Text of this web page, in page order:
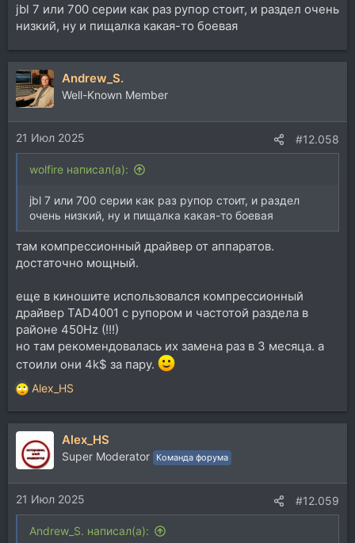
jbl 7 или 700 серии как раз рупор стоит, и раздел очень
низкий, ну и пищалка какая-то боевая
Andrew_S.
Well-Known Member
21 Июл 2025 #12.058
wolfire написал(а):
jbl 7 или 700 серии как раз рупор стоит, и раздел
очень низкий, ну и пищалка какая-то боевая
там компрессионный драйвер от аппаратов.
достаточно мощный.
еще в киношите использовался компрессионный
драйвер TAD4001 с рупором и частотой раздела в
районе 450Hz (!!!)
но там рекомендовалась их замена раз в 3 месяца. а
стоили они 4k$ за пару.
Р
е
а
ц
и
и
:
Alex_HS
Alex_HS
Super Moderator Команда форума
21 Июл 2025 #12.059
Andrew_S. написал(а):